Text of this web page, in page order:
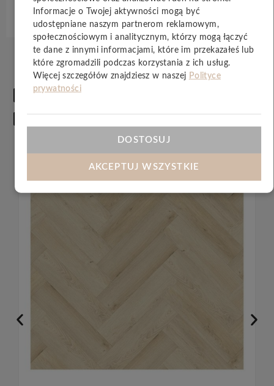
Specyfikacja techniczna
Produkty
powiązane
Informacje o Twojej aktywności mogą być
udostępniane naszym partnerom reklamowym,
społecznościowym i analitycznym, którzy mogą łączyć
te dane z innymi informacjami, które im przekazałeś lub
które zgromadzili podczas korzystania z ich usług.
Więcej szczegółów znajdziesz w naszej Polityce
prywatności
DOSTOSUJ
AKCEPTUJ WSZYSTKIE